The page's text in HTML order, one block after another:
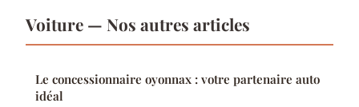
Voiture — Nos autres articles
Le concessionnaire oyonnax : votre partenaire auto
idéal